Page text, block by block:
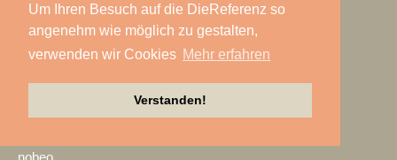
Um Ihren Besuch auf die DieReferenz so
angenehm wie möglich zu gestalten,
verwenden wir Cookies Mehr erfahren
Verstanden!
Neumann&Müller
Neumann.Berlin
NIEMEIER Event Tools
nobeo